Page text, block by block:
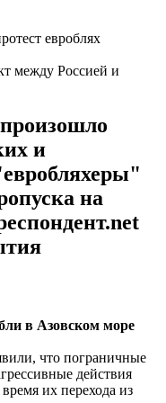
между Россией и
и
на
в Азовском море
что пограничные
действия
их перехода из